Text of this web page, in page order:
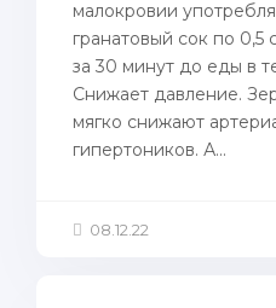
малокровии
гранатовый сок по 0,5
за 30 минут до еды в
Снижает давление.
мягко снижают
гипертоников. А...
08.12.22